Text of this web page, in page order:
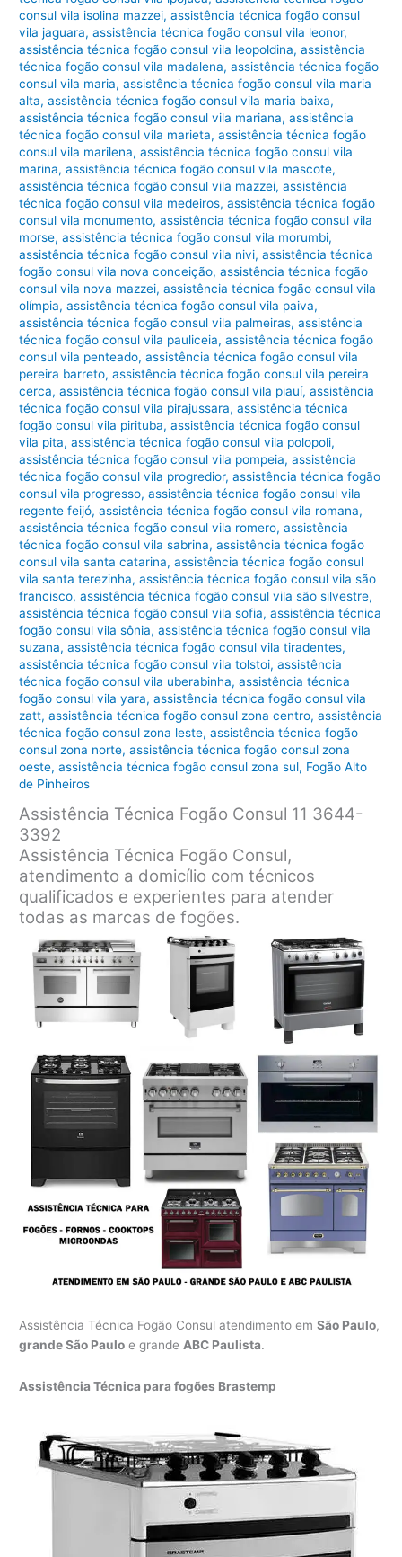
consul vila isolina mazzei,assistência técnica fogão consul
vila jaguara,assistência técnica fogão consul vila leonor,
assistência técnica fogão consul vila leopoldina,assistência
técnica fogão consul vila madalena,assistência técnica fogão
consul vila maria,assistência técnica fogão consul vila maria
alta,assistência técnica fogão consul vila maria baixa,
assistência técnica fogão consul vila mariana,assistência
técnica fogão consul vila marieta,assistência técnica fogão
consul vila marilena,assistência técnica fogão consul vila
marina,assistência técnica fogão consul vila mascote,
assistência técnica fogão consul vila mazzei,assistência
técnica fogão consul vila medeiros,assistência técnica fogão
consul vila monumento,assistência técnica fogão consul vila
morse,assistência técnica fogão consul vila morumbi,
assistência técnica fogão consul vila nivi,assistência técnica
fogão consul vila nova conceição,assistência técnica fogão
consul vila nova mazzei,assistência técnica fogão consul vila
olímpia,assistência técnica fogão consul vila paiva,
assistência técnica fogão consul vila palmeiras,assistência
técnica fogão consul vila pauliceia,assistência técnica fogão
consul vila penteado,assistência técnica fogão consul vila
pereira barreto,assistência técnica fogão consul vila pereira
cerca,assistência técnica fogão consul vila piauí,assistência
técnica fogão consul vila pirajussara,assistência técnica
fogão consul vila pirituba,assistência técnica fogão consul
vila pita,assistência técnica fogão consul vila polopoli,
assistência técnica fogão consul vila pompeia,assistência
técnica fogão consul vila progredior,assistência técnica fogão
consul vila progresso,assistência técnica fogão consul vila
regente feijó,assistência técnica fogão consul vila romana,
assistência técnica fogão consul vila romero,assistência
técnica fogão consul vila sabrina,assistência técnica fogão
consul vila santa catarina,assistência técnica fogão consul
vila santa terezinha,assistência técnica fogão consul vila são
francisco,assistência técnica fogão consul vila são silvestre,
assistência técnica fogão consul vila sofia,assistência técnica
fogão consul vila sônia,assistência técnica fogão consul vila
suzana,assistência técnica fogão consul vila tiradentes,
assistência técnica fogão consul vila tolstoi,assistência
técnica fogão consul vila uberabinha,assistência técnica
fogão consul vila yara,assistência técnica fogão consul vila
zatt,assistência técnica fogão consul zona centro,assistência
técnica fogão consul zona leste,assistência técnica fogão
consul zona norte,assistência técnica fogão consul zona
oeste,assistência técnica fogão consul zona sul, Fogão Alto
de Pinheiros
Assistência Técnica Fogão Consul 11 3644-
3392
Assistência Técnica Fogão Consul,
atendimento a domicílio com técnicos
qualificados e experientes para atender
todas as marcas de fogões.
Assistência Técnica Fogão Consul atendimento emSão Paulo,
grande São Paulo e grandeABC Paulista.
Assistência Técnica para fogões Brastemp